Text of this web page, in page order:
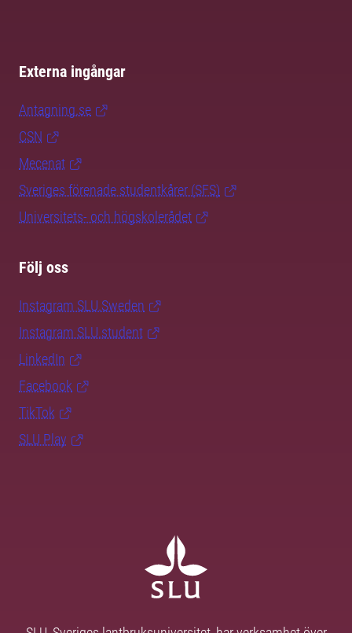
Externa ingångar
Antagning.se
CSN
Mecenat
Sveriges förenade studentkårer (SFS)
Universitets- och högskolerådet
Följ oss
Instagram SLU.Sweden
Instagram SLU.student
LinkedIn
Facebook
TikTok
SLU Play